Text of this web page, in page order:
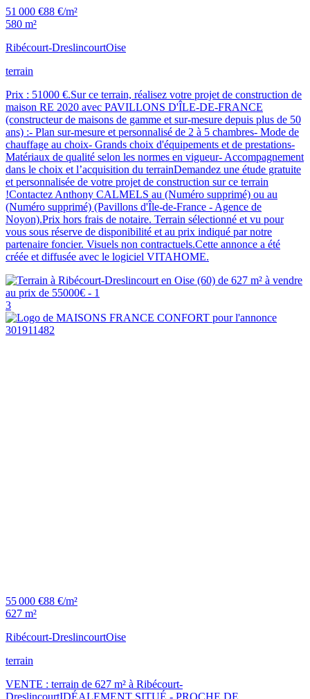
51 000 €88 €/m²
580 m²
Ribécourt-DreslincourtOise
terrain
Prix : 51000 €.Sur ce terrain, réalisez votre projet de construction de
maison RE 2020 avec PAVILLONS D'ÎLE-DE-FRANCE
(constructeur de maisons de gamme et sur-mesure depuis plus de 50
ans) :- Plan sur-mesure et personnalisé de 2 à 5 chambres- Mode de
chauffage au choix- Grands choix d'équipements et de prestations-
Matériaux de qualité selon les normes en vigueur- Accompagnement
dans le choix et l’acquisition du terrainDemandez une étude gratuite
et personnalisée de votre projet de construction sur ce terrain
!Contactez Anthony CALMELS au (Numéro supprimé) ou au
(Numéro supprimé) (Pavillons d'Île-de-France - Agence de
Noyon).Prix hors frais de notaire. Terrain sélectionné et vu pour
vous sous réserve de disponibilité et au prix indiqué par notre
partenaire foncier. Visuels non contractuels.Cette annonce a été
créée et diffusée avec le logiciel VITAHOME.
3
55 000 €88 €/m²
627 m²
Ribécourt-DreslincourtOise
terrain
VENTE : terrain de 627 m² à Ribécourt-
DreslincourtIDÉALEMENT SITUÉ - PROCHE DE